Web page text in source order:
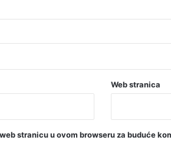
Web stranica
stranicu u ovom browseru za buduće